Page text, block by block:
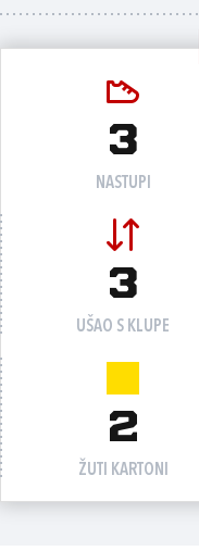
3
NASTUPI
3
UŠAO S KLUPE
2
ŽUTI KARTONI